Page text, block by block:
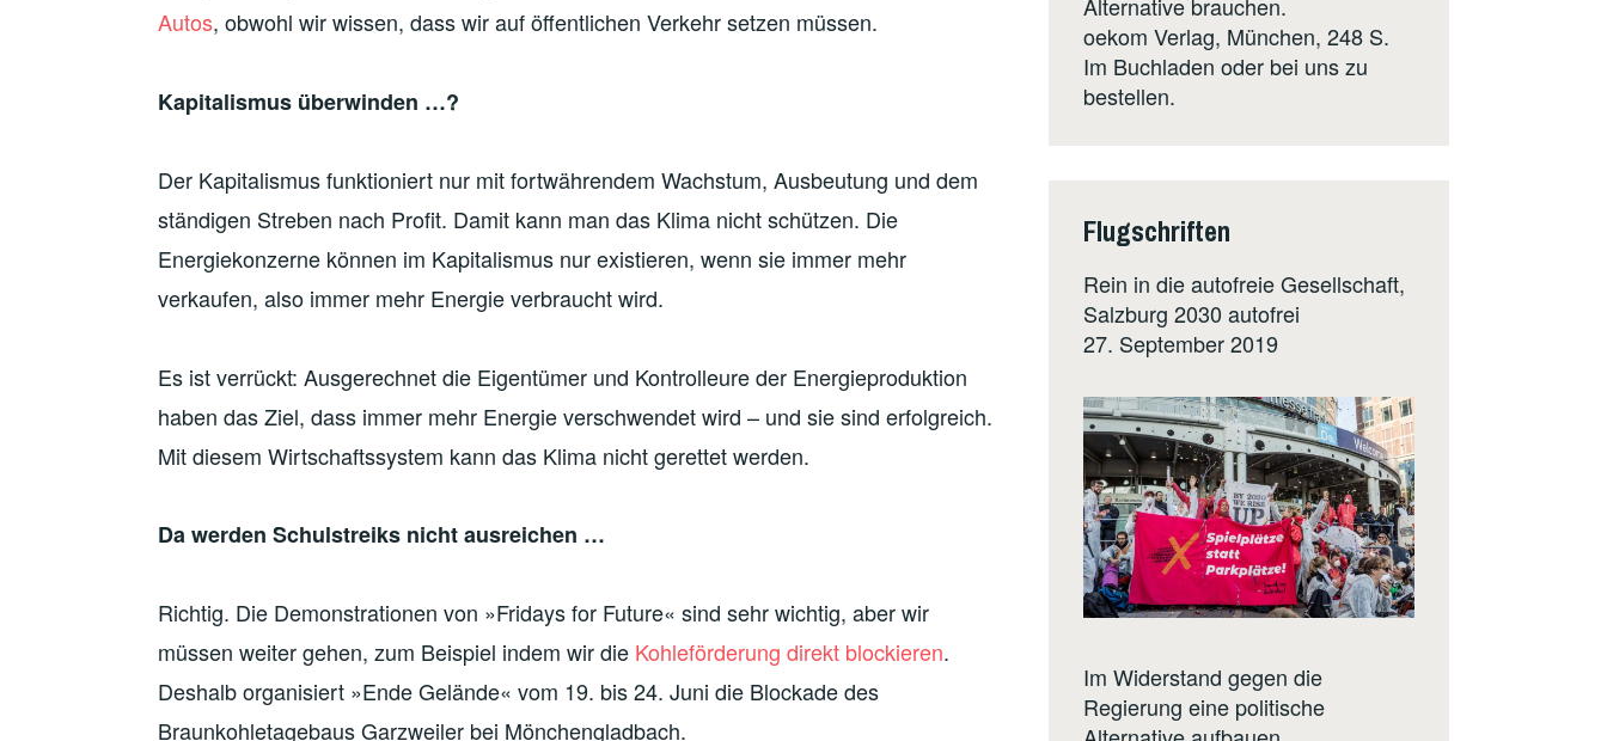
Autos, obwohl wir wissen, dass wir auf öffentlichen Verkehr setzen müssen.
Kapitalismus überwinden …?
Der Kapitalismus funktioniert nur mit fortwährendem Wachstum, Ausbeutung und dem
ständigen Streben nach Profit. Damit kann man das Klima nicht schützen. Die
Energiekonzerne können im Kapitalismus nur existieren, wenn sie immer mehr
verkaufen, also immer mehr Energie verbraucht wird.
Es ist verrückt: Ausgerechnet die Eigentümer und Kontrolleure der Energieproduktion
haben das Ziel, dass immer mehr Energie verschwendet wird – und sie sind erfolgreich.
Mit diesem Wirtschaftssystem kann das Klima nicht gerettet werden.
Da werden Schulstreiks nicht ausreichen …
Richtig. Die Demonstrationen von »Fridays for Future« sind sehr wichtig, aber wir
müssen weiter gehen, zum Beispiel indem wir die Kohleförderung direkt blockieren.
Deshalb organisiert »Ende Gelände« vom 19. bis 24. Juni die Blockade des
Braunkohletagebaus Garzweiler bei Mönchengladbach.
Alternative brauchen.
oekom Verlag, München, 248 S.
Im Buchladen oder bei uns zu
bestellen.
Flugschriften
Rein in die autofreie Gesellschaft,
Salzburg 2030 autofrei
27. September 2019
Im Widerstand gegen die
Regierung eine politische